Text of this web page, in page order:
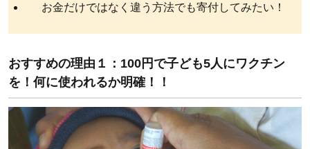
お金だけではなく違う方法でも寄付してみたい！
おすすめの理由１：100円で子ども5人にワクチン
を！何に使われるか明確！！